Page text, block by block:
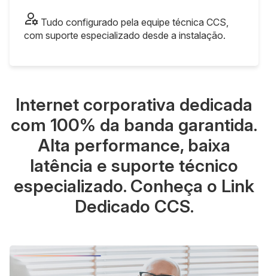
Tudo configurado pela equipe técnica CCS,
com suporte especializado desde a instalação.
Internet corporativa dedicada
com 100% da banda garantida.
Alta performance, baixa
latência e suporte técnico
especializado. Conheça o Link
Dedicado CCS.